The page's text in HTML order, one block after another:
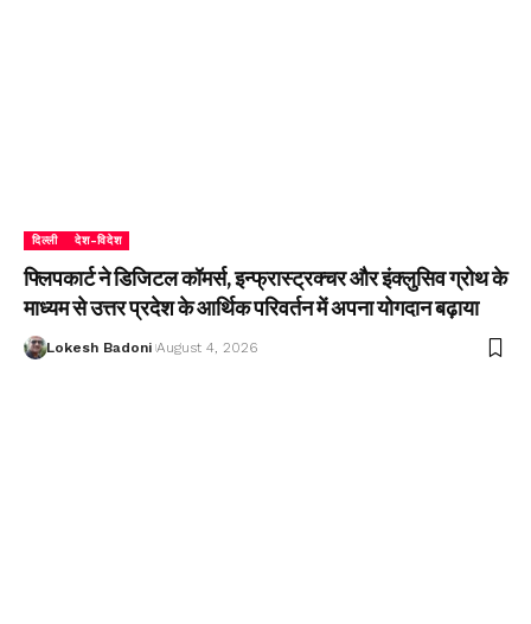
दिल्ली देश-विदेश
फ्लिपकार्ट ने डिजिटल कॉमर्स, इन्फ्रास्ट्रक्चर और इंक्लुसिव ग्रोथ के
माध्यम से उत्तर प्रदेश के आर्थिक परिवर्तन में अपना योगदान बढ़ाया
Lokesh Badoni August 4, 2026